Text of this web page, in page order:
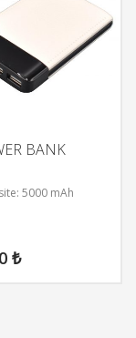
BANK
5000 mAh
₺